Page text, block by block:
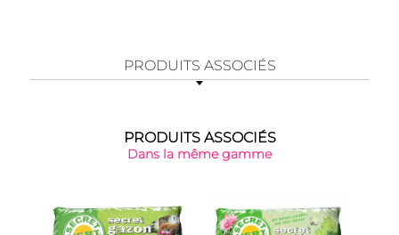
PRODUITS ASSOCIÉS
PRODUITS ASSOCIÉS
Dans la même gamme